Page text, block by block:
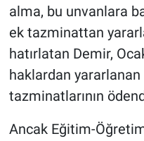
alma, bu unvanlara
ek tazminattan
hatırlatan Demir,
haklardan
tazminatlarının
Ancak Eğitim-